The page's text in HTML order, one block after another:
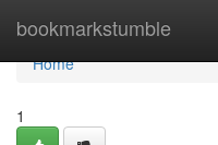
bookmarkstumble
Home
Home
1